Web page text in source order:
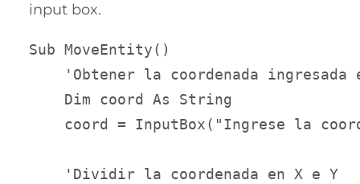
input box.
Sub MoveEntity()
'Obtener la coordenada ingresada
    Dim coord As String
coord = InputBox("Ingrese la
    'Dividir la coordenada en X e Y